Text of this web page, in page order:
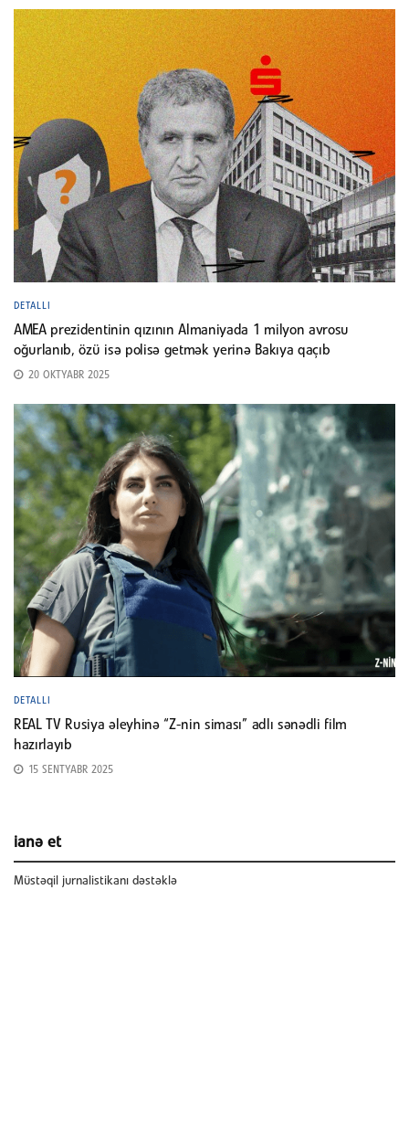
DETALLI
AMEA prezidentinin qızının Almaniyada 1 milyon avrosu
oğurlanıb, özü isə polisə getmək yerinə Bakıya qaçıb
20 OKTYABR 2025
DETALLI
REAL TV Rusiya əleyhinə “Z-nin siması” adlı sənədli film
hazırlayıb
15 SENTYABR 2025
ianə et
Müstəqil jurnalistikanı dəstəklə